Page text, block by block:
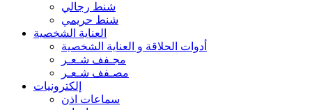
شنط رجالي
شنط حريمي
العناية الشخصية
أدوات الحلاقة و العناية الشخصية
مجـفف شـعـر
مصـفف شـعـر
إلكترونيات
سماعات اذن